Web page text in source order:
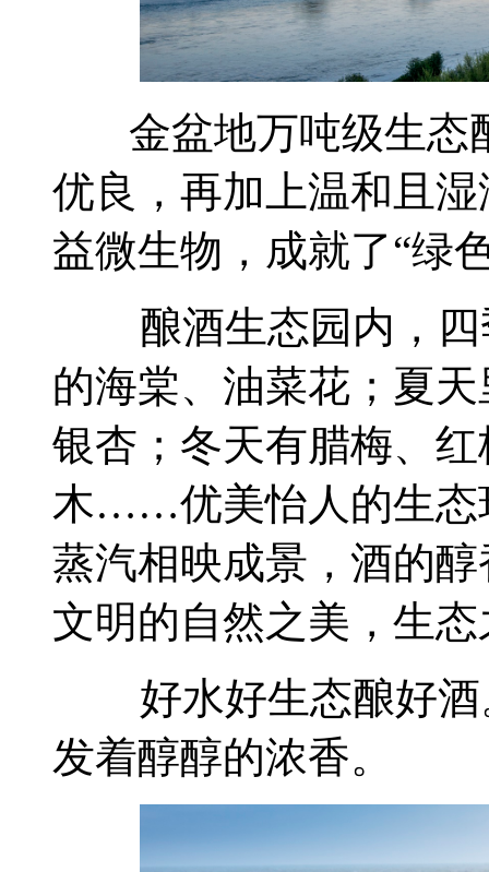
金盆地万吨级生态
优良，再加上温和且
益微生物，成就了“绿
酿酒生态园内，四
的海棠、油菜花；夏
银杏；冬天有腊梅、
木……优美怡人的生态
蒸汽相映成景，酒的
文明的自然之美，生
好水好生态酿好酒
发着醇醇的浓香。